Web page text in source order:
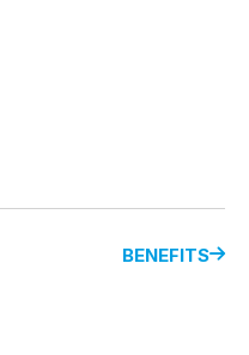
BENEFITS